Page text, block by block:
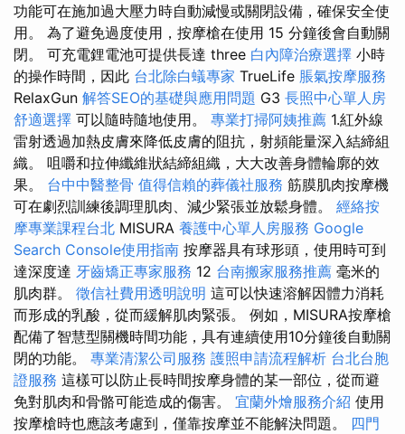
功能可在施加過大壓力時自動減慢或關閉設備，確保安全使
用。 為了避免過度使用，按摩槍在使用 15 分鐘後會自動關
閉。 可充電鋰電池可提供長達 three 白內障治療選擇 小時
的操作時間，因此 台北除白蟻專家 TrueLife 脹氣按摩服務
RelaxGun 解答SEO的基礎與應用問題 G3 長照中心單人房
舒適選擇 可以隨時隨地使用。 專業打掃阿姨推薦 1.紅外線
雷射透過加熱皮膚來降低皮膚的阻抗，射頻能量深入結締組
織。 咀嚼和拉伸纖維狀結締組織，大大改善身體輪廓的效
果。 台中中醫整骨 值得信賴的葬儀社服務 筋膜肌肉按摩機
可在劇烈訓練後調理肌肉、減少緊張並放鬆身體。 經絡按
摩專業課程台北 MISURA 養護中心單人房服務 Google
Search Console使用指南 按摩器具有球形頭，使用時可到
達深度達 牙齒矯正專家服務 12 台南搬家服務推薦 毫米的
肌肉群。 徵信社費用透明說明 這可以快速溶解因體力消耗
而形成的乳酸，從而緩解肌肉緊張。 例如，MISURA按摩槍
配備了智慧型關機時間功能，具有連續使用10分鐘後自動關
閉的功能。 專業清潔公司服務 護照申請流程解析 台北台胞
證服務 這樣可以防止長時間按摩身體的某一部位，從而避
免對肌肉和骨骼可能造成的傷害。 宜蘭外燴服務介紹 使用
按摩槍時也應該考慮到，僅靠按摩並不能解決問題。 四門